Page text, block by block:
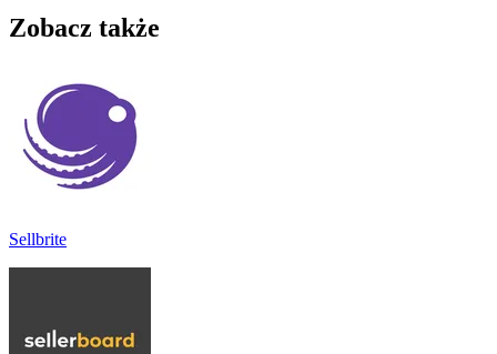
Zobacz także
Sellbrite